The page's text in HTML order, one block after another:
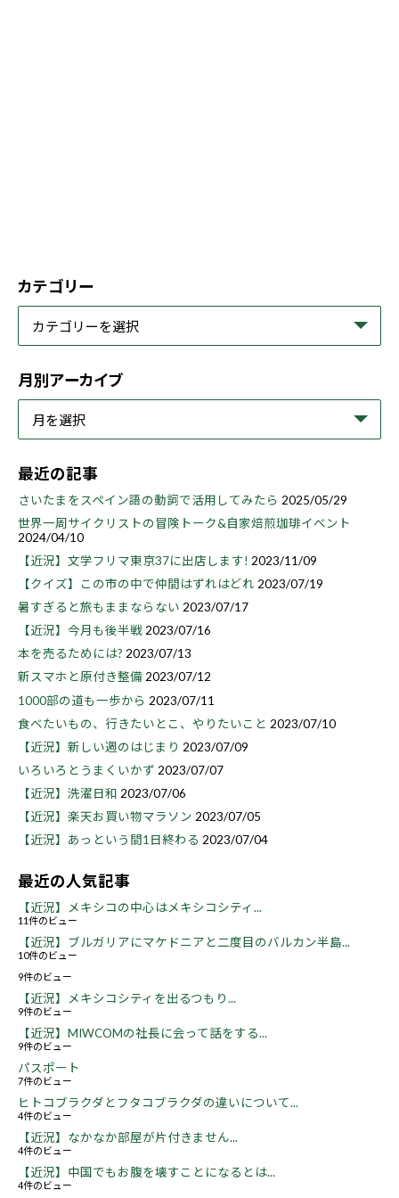
カテゴリー
月別アーカイブ
最近の記事
さいたまをスペイン語の動詞で活用してみたら 2025/05/29
世界一周サイクリストの冒険トーク&自家焙煎珈琲イベント
2024/04/10
【近況】文学フリマ東京37に出店します! 2023/11/09
【クイズ】この市の中で仲間はずれはどれ 2023/07/19
暑すぎると旅もままならない 2023/07/17
【近況】今月も後半戦 2023/07/16
本を売るためには? 2023/07/13
新スマホと原付き整備2023/07/12
1000部の道も一歩から 2023/07/11
食べたいもの、行きたいとこ、やりたいこと 2023/07/10
【近況】新しい週のはじまり 2023/07/09
いろいろとうまくいかず 2023/07/07
【近況】洗濯日和 2023/07/06
【近況】楽天お買い物マラソン 2023/07/05
【近況】あっという間1日終わる 2023/07/04
最近の人気記事
【近況】メキシコの中心はメキシコシティ...
11件のビュー
【近況】ブルガリアにマケドニアと二度目のバルカン半島...
10件のビュー
9件のビュー
【近況】メキシコシティを出るつもり...
9件のビュー
【近況】MIWCOMの社長に会って話をする...
9件のビュー
パスポート
7件のビュー
ヒトコブラクダとフタコブラクダの違いについて...
4件のビュー
【近況】なかなか部屋が片付きません...
4件のビュー
【近況】中国でもお腹を壊すことになるとは...
4件のビュー